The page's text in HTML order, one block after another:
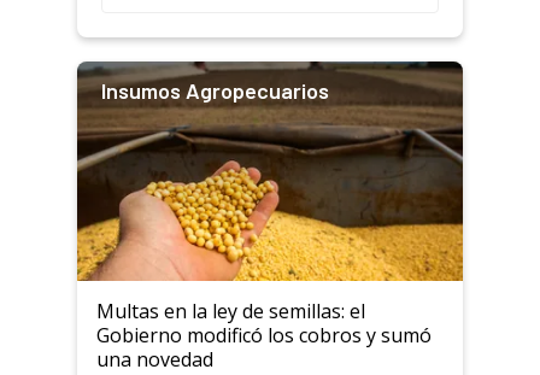
Insumos Agropecuarios
Multas en la ley de semillas: el
Gobierno modificó los cobros y sumó
una novedad